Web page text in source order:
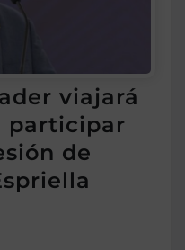
viajará
participar
de